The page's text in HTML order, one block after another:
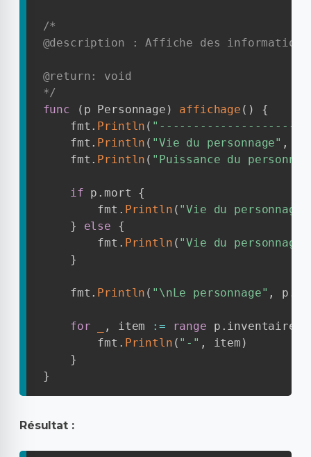
/*
@description : Affiche des informations
@return: void
*/
func
( p Personnage ) affichage ( )
{
    fmt
. Println (
    fmt
. Println ( "Vie du personnage" ,
    fmt
. Println ( "Puissance du
if p . mort {
        fmt
. Println ( "Vie du personnage"
}
else
{
        fmt
. Println ( "Vie du personnage"
}
    fmt
. Println ( "\nLe personnage" , p .
for , item := range p . inventaire
        fmt
. Println ( "-" , item )
}
}
Résultat :